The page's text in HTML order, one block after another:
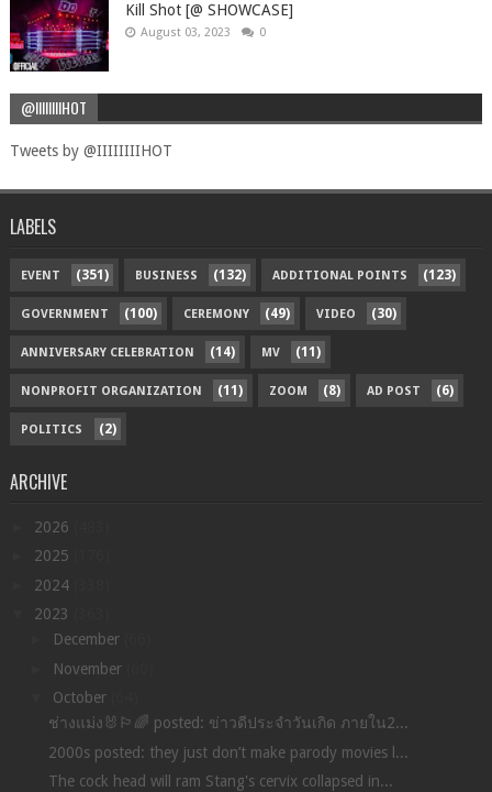
Kill Shot [@ SHOWCASE]
August 03, 2023 0
@IIIIIIIIHOT
Tweets by @IIIIIIIIHOT
LABELS
EVENT (351) BUSINESS (132) ADDITIONAL POINTS (123)
GOVERNMENT (100) CEREMONY (49) VIDEO (30)
ANNIVERSARY CELEBRATION (14) MV (11)
NONPROFIT ORGANIZATION (11) ZOOM (8) AD POST (6)
POLITICS (2)
ARCHIVE
2026
2025
2024
2023
December
November
October
ช่างแม่ง🐰🏳️‍🌈 posted: ข่าวดีประจำวันเกิด ภายใน2...
2000s posted: they just don’t make parody movies l...
The cock head will ram Stang's cervix collapsed in...